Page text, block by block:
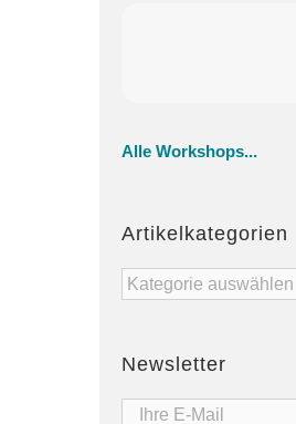
Alle Workshops...
Artikelkategorien
Artikelkategorien
Newsletter